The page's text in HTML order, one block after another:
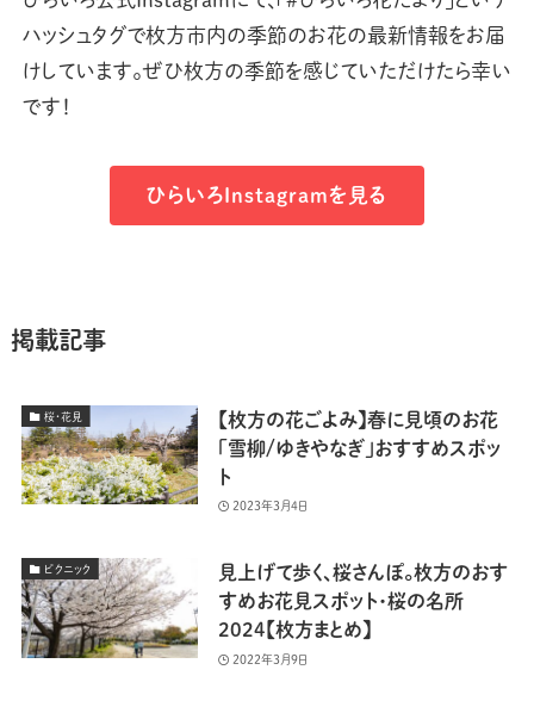
ハッシュタグで枚方市内の季節のお花の最新情報をお届
けしています。ぜひ枚方の季節を感じていただけたら幸い
です！
ひらいろInstagramを見る
掲載記事
桜・花見
【枚方の花ごよみ】春に見頃のお花
「雪柳/ゆきやなぎ」おすすめスポッ
ト
2023年3月4日
ピクニック
見上げて歩く、桜さんぽ。枚方のおす
すめお花見スポット・桜の名所
2024【枚方まとめ】
2022年3月9日